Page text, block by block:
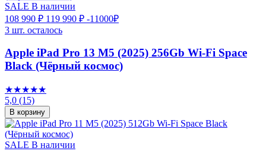
SALE В наличии
108 990 ₽ 119 990 ₽ -11000₽
3 шт. осталось
Apple iPad Pro 13 M5 (2025) 256Gb Wi-Fi Space
Black (Чёрный космос)
★★★★★
5,0 (15)
В корзину
SALE В наличии